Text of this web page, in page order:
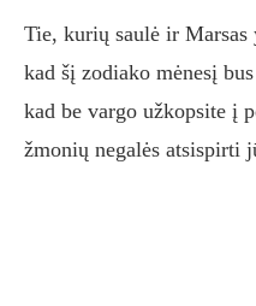
Tie, kurių saulė ir
kad šį zodiako mėnesį
kad be vargo užkopsite į
žmonių negalės atsispirti